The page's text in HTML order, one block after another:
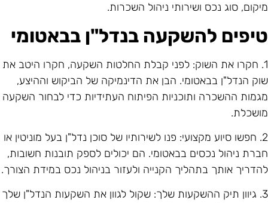
סוג נכס ושירותי ניהול השכרות.
להשקעה בנדל"ן בבאטומי
1. חקרו את השוק: לפני קבלת החלטות השקעה, חקרו היטב את
הנדל"ן בבאטומי. הבן את הדינמיקה של הביקוש וההיצע,
ההשכרה ותוכניות הפיתוח העתידיות כדי לבחור השקעה
2. חפשו סיוע מקצועי: פנו לשירותיו של סוכן נדל"ן בעל מוניטין או
ניהול נכסים בבאטומי. הם יכולים לספק תובנות חשובות,
אותך בתהליך הקנייה ולעזור בניהול נכס במידת הצורך.
3. גיוון תיק ההשקעות שלך: שקול לגוון את השקעות הנדל"ן שלך